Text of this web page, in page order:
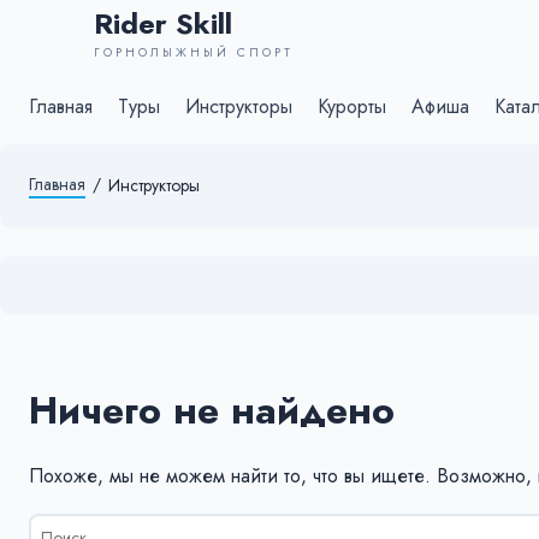
Rider Skill
ГОРНОЛЫЖНЫЙ СПОРТ
Главная Туры Инструкторы Курорты Афиша
Главная / Инструкторы
Ничего не найдено
Похоже, мы не можем найти то, что вы ищете. Возможно,
Результаты